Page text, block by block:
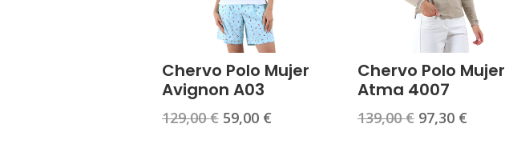
Chervo Polo Mujer
Avignon A03
129,00€ El
59,00 €El
Chervo Polo Mujer
Atma 4007
139,00€ El
97,30 €El